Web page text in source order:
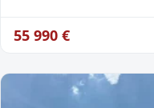
55 990 €